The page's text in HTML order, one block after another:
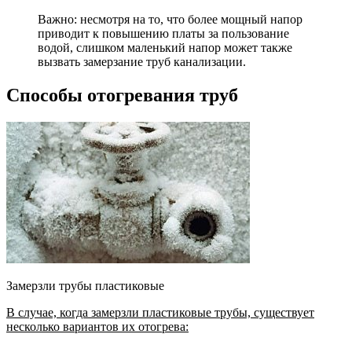
Важно: несмотря на то, что более мощный напор
приводит к повышению платы за пользование
водой, слишком маленький напор может также
вызвать замерзание труб канализации.
Способы отогревания труб
Замерзли трубы пластиковые
В случае, когда замерзли пластиковые трубы, существует
несколько вариантов их отогрева: